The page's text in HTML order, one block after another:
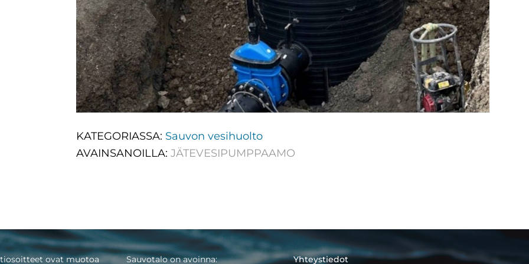
KATEGORIASSA: Sauvon vesihuolto
AVAINSANOILLA: JÄTEVESIPUMPPAAMO
ovat muotoa Sauvotalo on avoinna: Yhteystiedot